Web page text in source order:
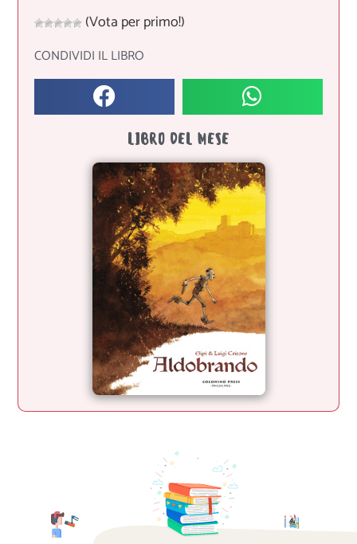
(Vota per primo!)
CONDIVIDI IL LIBRO
LIBRO DEL MESE